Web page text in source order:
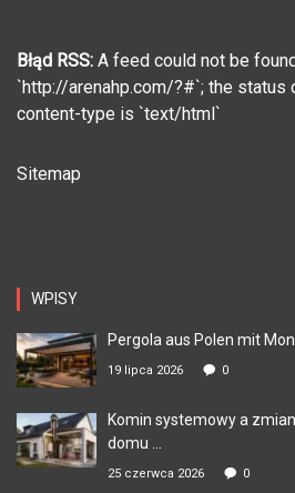
Błąd RSS: A feed could not be
`http://arenahp.com/?#`; the status
content-type is `text/html`
Sitemap
WPISY
Pergola aus Polen mit
19 lipca 2026 0
Komin systemowy a
domu ...
25 czerwca 2026 0